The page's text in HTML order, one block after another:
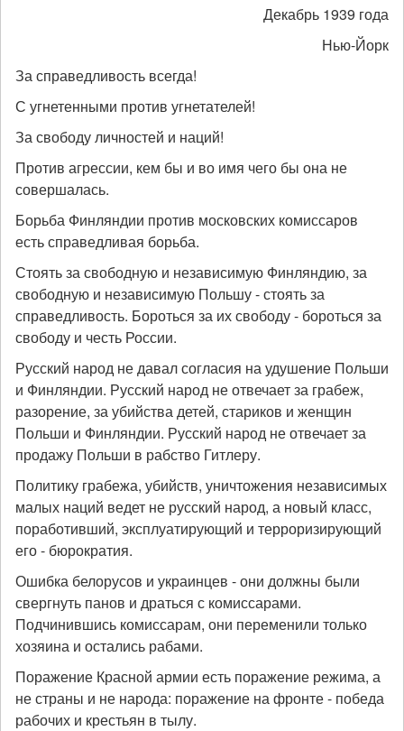
Декабрь 1939 года
Нью-Йорк
За справедливость всегда!
С угнетенными против угнетателей!
За свободу личностей и наций!
Против агрессии, кем бы и во имя чего бы она не
совершалась.
Борьба Финляндии против московских комиссаров
есть справедливая борьба.
Стоять за свободную и независимую Финляндию, за
свободную и независимую Польшу - стоять за
справедливость. Бороться за их свободу - бороться за
свободу и честь России.
Русский народ не давал согласия на удушение Польши
и Финляндии. Русский народ не отвечает за грабеж,
разорение, за убийства детей, стариков и женщин
Польши и Финляндии. Русский народ не отвечает за
продажу Польши в рабство Гитлеру.
Политику грабежа, убийств, уничтожения независимых
малых наций ведет не русский народ, а новый класс,
поработивший, эксплуатирующий и терроризирующий
его - бюрократия.
Ошибка белорусов и украинцев - они должны были
свергнуть панов и драться с комиссарами.
Подчинившись комиссарам, они переменили только
хозяина и остались рабами.
Поражение Красной армии есть поражение режима, а
не страны и не народа: поражение на фронте - победа
рабочих и крестьян в тылу.